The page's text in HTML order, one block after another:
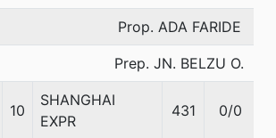
Prop. ADA FARIDE
Prep. JN. BELZU O.
10
SHANGHAI
EXPR
431 0/0